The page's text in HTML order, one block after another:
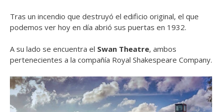
Tras un incendio que destruyó el edificio original, el que
podemos ver hoy en día abrió sus puertas en 1932.
A su lado se encuentra el Swan Theatre, ambos
pertenecientes a la compañía Royal Shakespeare Company.